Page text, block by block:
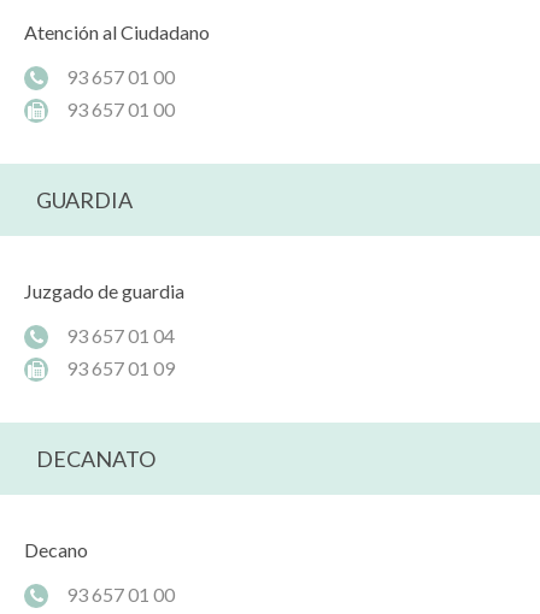
Atención al Ciudadano
93 657 01 00
93 657 01 00
GUARDIA
Juzgado de guardia
93 657 01 04
93 657 01 09
DECANATO
Decano
93 657 01 00